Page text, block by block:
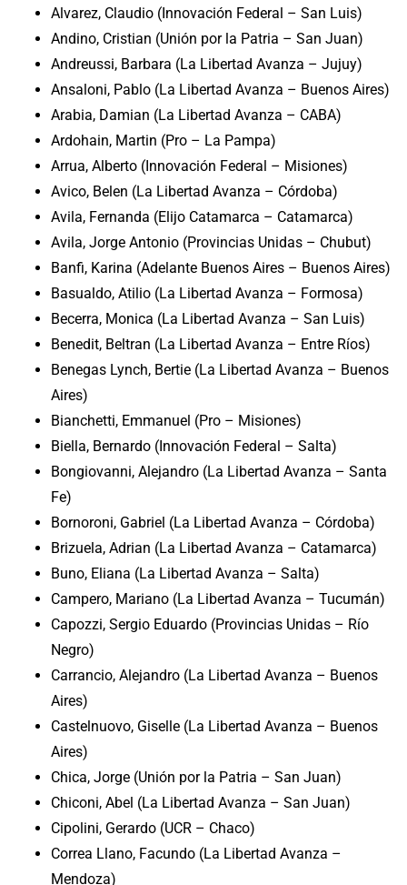
Alvarez, Claudio (Innovación Federal – San Luis)
Andino, Cristian (Unión por la Patria – San Juan)
Andreussi, Barbara (La Libertad Avanza – Jujuy)
Ansaloni, Pablo (La Libertad Avanza – Buenos Aires)
Arabia, Damian (La Libertad Avanza – CABA)
Ardohain, Martin (Pro – La Pampa)
Arrua, Alberto (Innovación Federal – Misiones)
Avico, Belen (La Libertad Avanza – Córdoba)
Avila, Fernanda (Elijo Catamarca – Catamarca)
Avila, Jorge Antonio (Provincias Unidas – Chubut)
Banfi, Karina (Adelante Buenos Aires – Buenos Aires)
Basualdo, Atilio (La Libertad Avanza – Formosa)
Becerra, Monica (La Libertad Avanza – San Luis)
Benedit, Beltran (La Libertad Avanza – Entre Ríos)
Benegas Lynch, Bertie (La Libertad Avanza – Buenos
Aires)
Bianchetti, Emmanuel (Pro – Misiones)
Biella, Bernardo (Innovación Federal – Salta)
Bongiovanni, Alejandro (La Libertad Avanza – Santa
Fe)
Bornoroni, Gabriel (La Libertad Avanza – Córdoba)
Brizuela, Adrian (La Libertad Avanza – Catamarca)
Buno, Eliana (La Libertad Avanza – Salta)
Campero, Mariano (La Libertad Avanza – Tucumán)
Capozzi, Sergio Eduardo (Provincias Unidas – Río
Negro)
Carrancio, Alejandro (La Libertad Avanza – Buenos
Aires)
Castelnuovo, Giselle (La Libertad Avanza – Buenos
Aires)
Chica, Jorge (Unión por la Patria – San Juan)
Chiconi, Abel (La Libertad Avanza – San Juan)
Cipolini, Gerardo (UCR – Chaco)
Correa Llano, Facundo (La Libertad Avanza –
Mendoza)